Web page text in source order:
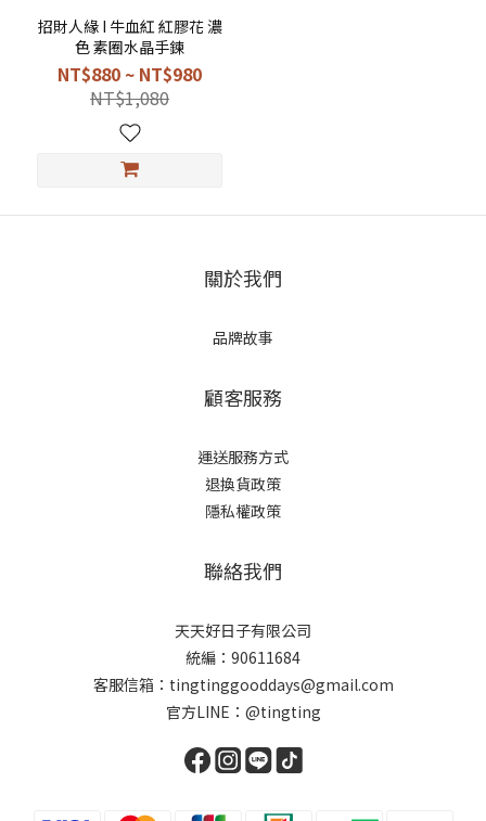
招財人緣 I 牛血紅 紅膠花 濃
色 素圈水晶手鍊
NT$880 ~ NT$980
NT$1,080
關於我們
品牌故事
顧客服務
運送服務方式
退換貨政策
隱私權政策
聯絡我們
天天好日子有限公司
統編：90611684
客服信箱：tingtinggooddays@gmail.com
官方LINE：@tingting